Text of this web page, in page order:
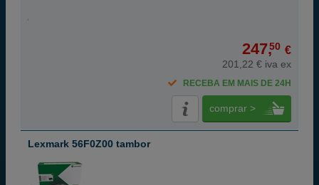
247,50 €
201,22 € iva ex
RECEBA EM MAIS DE 24H
comprar >
Lexmark 56F0Z00 tambor